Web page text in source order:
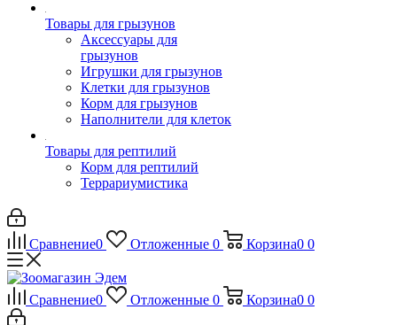
Товары для грызунов
Аксессуары для
грызунов
Игрушки для грызунов
Клетки для грызунов
Корм для грызунов
Наполнители для клеток
Товары для рептилий
Корм для рептилий
Террариумистика
Сравнение0 Отложенные 0 Корзина0 0
Сравнение0 Отложенные 0 Корзина0 0